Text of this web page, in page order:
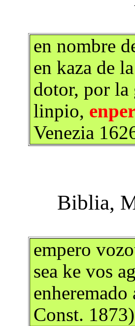
en nombre
en kaza de
dotor, por
linpio,
Venezia
empero
sea ke vos
Const. 1873)